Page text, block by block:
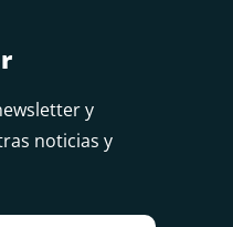
y
noticias y